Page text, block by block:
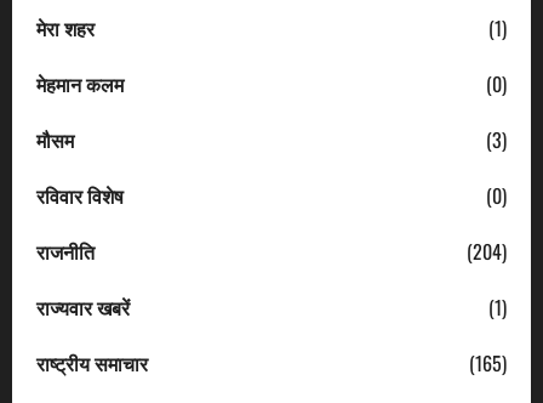
मेरा शहर
(1)
मेहमान कलम
(0)
मौसम
(3)
रविवार विशेष
(0)
राजनीति
(204)
राज्यवार खबरें
(1)
राष्ट्रीय समाचार
(165)